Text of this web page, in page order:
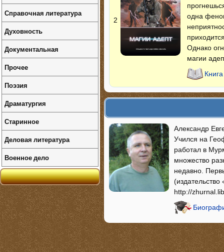
2
одна
Однако
магии
Александр
Учился на
работал в
множество
недавно.
http://
Справочная литература
Духовность
Документальная
Прочее
Поэзия
Драматургия
Старинное
Деловая литература
Военное дело